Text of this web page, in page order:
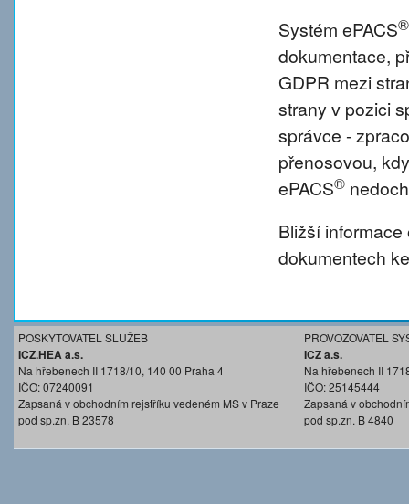
Systém ePACS®
dokumentace,
GDPR mezi
strany v pozici
správce -
přenosovou,
ePACS®
Bližší
dokumentech
POSKYTOVATEL SLUŽEB
ICZ.HEA a.s.
Na hřebenech II 1718/10, 140 00 Praha 4
IČO: 07240091
Zapsaná v obchodním rejstříku vedeném MS v Praze
pod sp.zn. B 23578
PROVOZOVATEL
ICZ a.s.
Na hřebenech II
IČO: 25145444
Zapsaná v
pod sp.zn. B 4840